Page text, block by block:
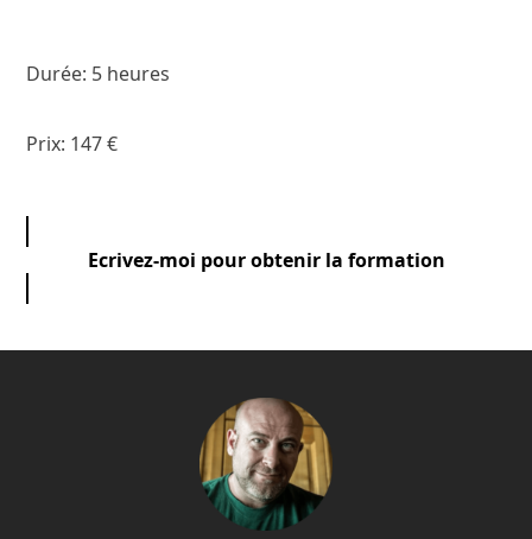
Durée: 5 heures
Prix: 147 €
Ecrivez-moi pour obtenir la formation